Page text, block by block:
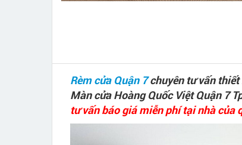
Rèm cửa Quận 7chuyên tư vấn thiết
Màn cửa Hoàng Quốc Việt Quận 7
tư vấn báo giá miễn phí tại nhà của